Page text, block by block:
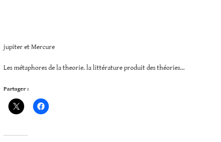
jupiter et Mercure
Les métaphores de la theorie. la littérature produit des théories…
Partager :